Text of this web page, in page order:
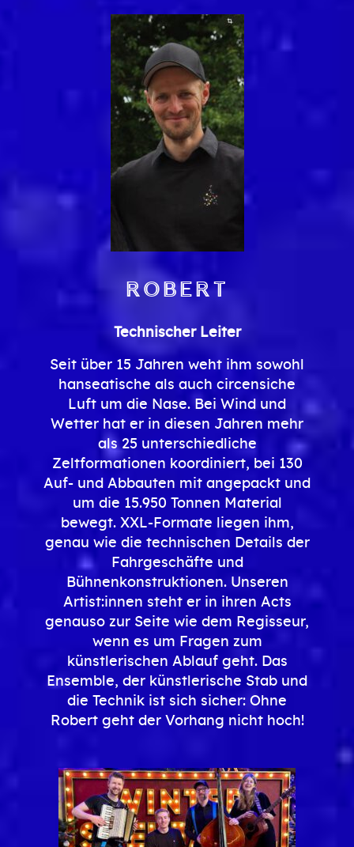
Robert
Technischer Leiter
Seit über 15 Jahren weht ihm sowohl
hanseatische als auch circensiche
Luft um die Nase. Bei Wind und
Wetter hat er in diesen Jahren mehr
als 25 unterschiedliche
Zeltformationen koordiniert, bei 130
Auf- und Abbauten mit angepackt und
um die 15.950 Tonnen Material
bewegt. XXL-Formate liegen ihm,
genau wie die technischen Details der
Fahrgeschäfte und
Bühnenkonstruktionen. Unseren
Artist:innen steht er in ihren Acts
genauso zur Seite wie dem Regisseur,
wenn es um Fragen zum
künstlerischen Ablauf geht. Das
Ensemble, der künstlerische Stab und
die Technik ist sich sicher: Ohne
Robert geht der Vorhang nicht hoch!